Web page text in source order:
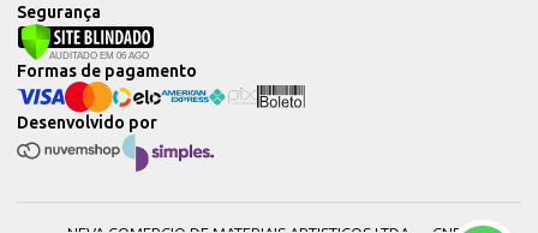
Segurança
Desenvolvido por
Formas de pagamento